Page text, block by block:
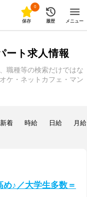
0
保存 履歴 メニュー
ート求人情報
職種等の検索だけではな
ケ・ネットカフェ・マン
新着 時給 日給 月給
め♪／大学生多数＝